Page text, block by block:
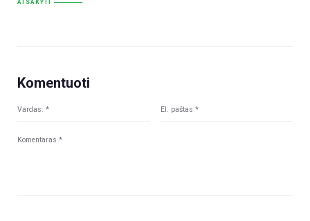
ATSAKYTI
Komentuoti